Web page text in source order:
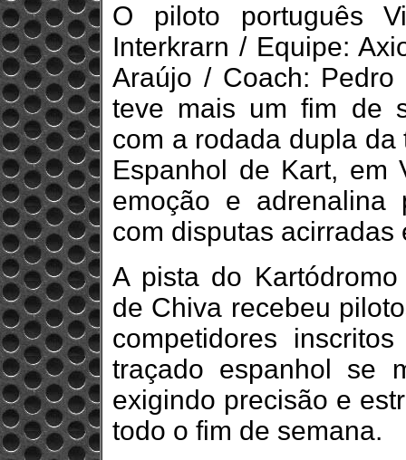
O piloto português
Interkrarn / Equipe:
Araújo / Coach:
teve mais um fim de
com a rodada dupla
Espanhol de Kart, em
emoção e adrenalina
com disputas
A pista do
de Chiva recebeu
competidores
traçado espanhol se
exigindo precisão e
todo o fim de semana.